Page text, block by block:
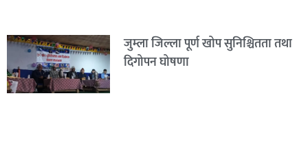
जुम्ला जिल्ला पूर्ण खोप सुनिश्चितता तथा
दिगोपन घोषणा